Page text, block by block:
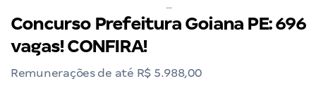
Concurso Prefeitura Goiana PE: 696
vagas! CONFIRA!
Remunerações de até R$ 5.988,00